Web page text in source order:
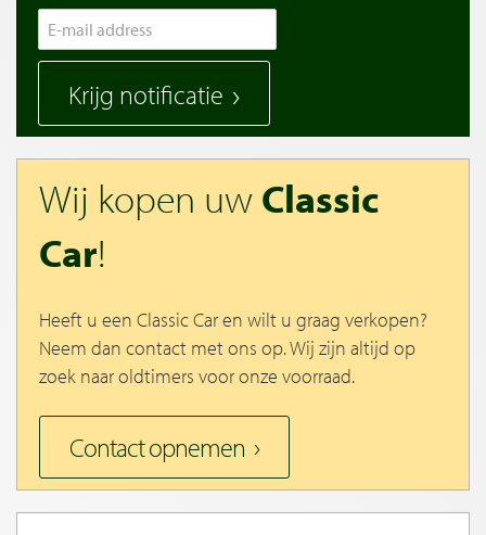
Krijg notificatie
Wij kopen uwClassic
Car!
Heeft u een Classic Car en wilt u graag verkopen?
Neem dan contact met ons op. Wij zijn altijd op
zoek naar oldtimers voor onze voorraad.
Contact opnemen